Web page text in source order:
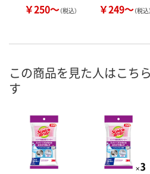
￥250～（税込） ￥249～（税込）
この商品を見た人はこち
す